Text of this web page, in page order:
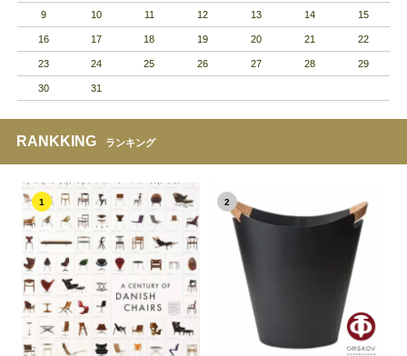
9 10 11 12 13 14 15
16 17 18 19 20 21 22
23 24 25 26 27 28 29
30 31
RANKKING ランキング
1 2